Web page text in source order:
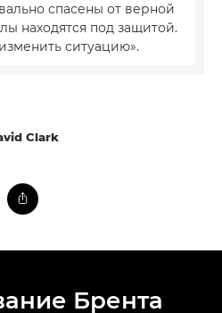
спасены от верной
находятся под защитой.
ситуацию».
Clark
Брента